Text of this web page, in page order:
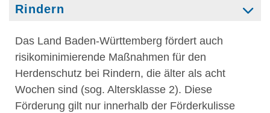
Rindern
Das Land Baden-Württemberg fördert auch
risikominimierende Maßnahmen für den
Herdenschutz bei Rindern, die älter als acht
Wochen sind (sog. Altersklasse 2). Diese
Förderung gilt nur innerhalb der Förderkulisse